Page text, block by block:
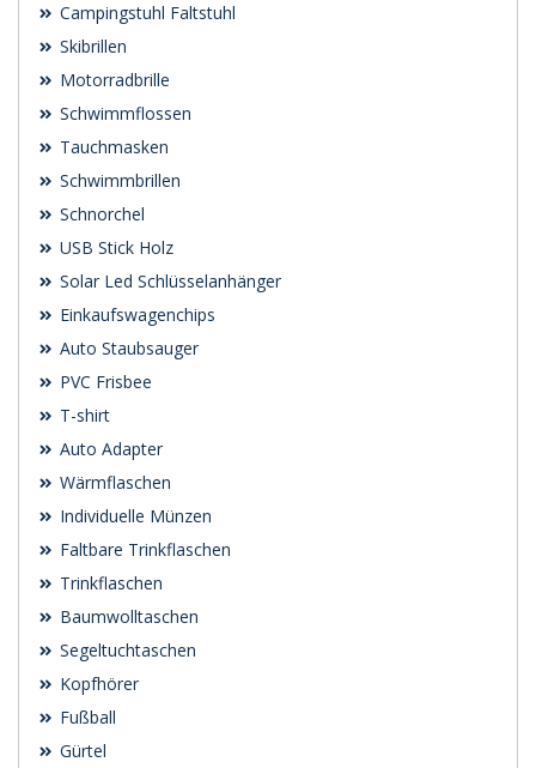
Campingstuhl Faltstuhl
Skibrillen
Motorradbrille
Schwimmflossen
Tauchmasken
Schwimmbrillen
Schnorchel
USB Stick Holz
Solar Led Schlüsselanhänger
Einkaufswagenchips
Auto Staubsauger
PVC Frisbee
T-shirt
Auto Adapter
Wärmflaschen
Individuelle Münzen
Faltbare Trinkflaschen
Trinkflaschen
Baumwolltaschen
Segeltuchtaschen
Kopfhörer
Fußball
Gürtel